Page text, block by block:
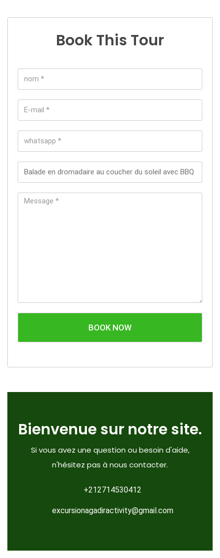
Book This Tour
BOOK NOW
Bienvenue sur notre site.
Si vous avez une question ou besoin d'aide,
n'hésitez pas à nous contacter.
+212714530412
excursionagadiractivity@gmail.com